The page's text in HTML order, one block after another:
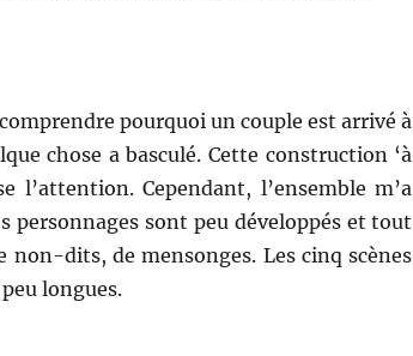
pourquoi un couple est arrivé à
chose a basculé. Cette construction ‘à
l’attention. Cependant, l’ensemble m’a
personnages sont peu développés et tout
non-dits, de mensonges. Les cinq scènes
longues.